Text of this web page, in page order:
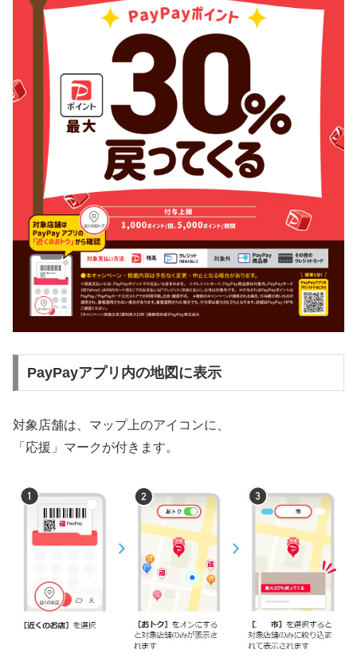
PayPayアプリ内の地図に表示
対象店舗は、マップ上のアイコンに、
「応援」マークが付きます。